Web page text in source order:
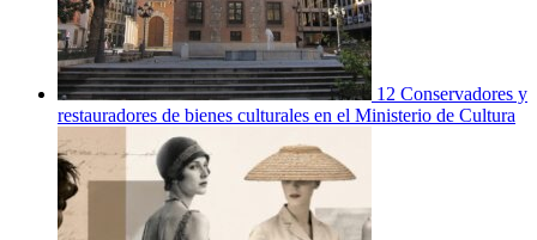
12 Conservadores y
restauradores de bienes culturales en el Ministerio de Cultura